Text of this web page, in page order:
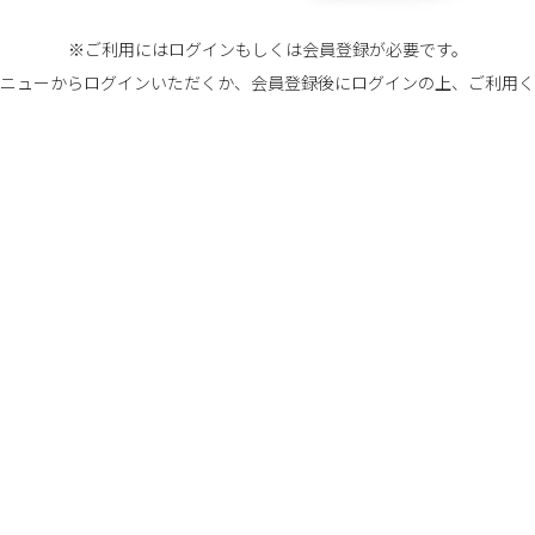
※ご利用にはログインもしくは会員登録が必要です。
ューからログインいただくか、会員登録後にログインの上、ご利用